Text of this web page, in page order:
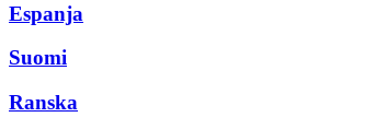
Espanja
Suomi
Ranska